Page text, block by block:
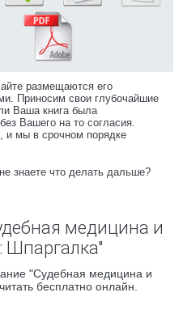
размещаются его
Приносим свои глубочайшие
Ваша книга была
Вашего на то согласия.
, и мы в срочном порядке
знаете что делать дальше?
медицина и
Шпаргалка"
"Судебная медицина и
бесплатно онлайн.